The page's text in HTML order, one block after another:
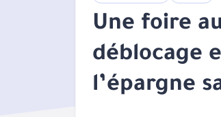
Une foire
déblocage
l’épargne